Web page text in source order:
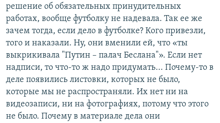
решение об обязательных принудительных
работах, вообще футболку не надевала. Так ее же
зачем тогда, если дело в футболке? Кого привезли,
того и наказали. Ну, они вменили ей, что «ты
выкрикивала "Путин – палач Беслана"». Если нет
надписи, то что-то ж надо придумать... Почему-то в
деле появились листовки, которых не было,
которые мы не распространяли. Их нет ни на
видеозаписи, ни на фотографиях, потому что этого
не было. Почему в материале дела они